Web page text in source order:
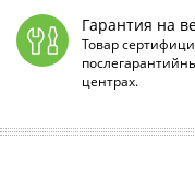
Гарантия на
Товар
центрах.